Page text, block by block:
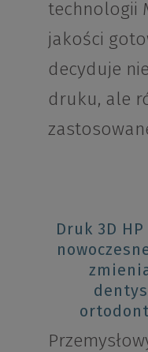
technologii
jakości
decyduje
druku, ale
Druk 3D